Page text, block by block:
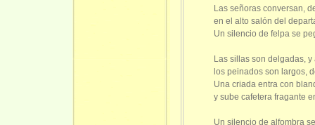
Las señoras conversan,
en el alto salón del
Un silencio de felpa se
Las sillas son delgadas,
los peinados son largos,
Una criada entra con
y sube cafetera fragante
Un silencio de alfombra